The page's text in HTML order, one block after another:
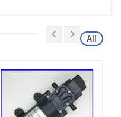
All